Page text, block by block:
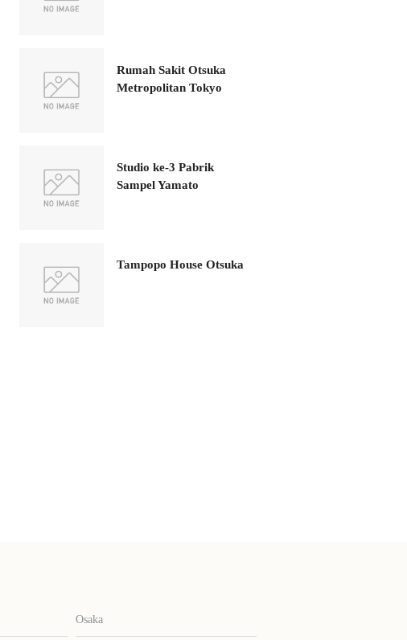
Rumah Sakit Otsuka
Metropolitan Tokyo
Studio ke-3 Pabrik
Sampel Yamato
Tampopo House Otsuka
Osaka